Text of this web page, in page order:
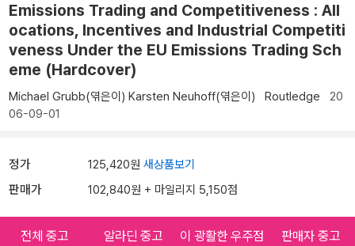
Emissions Trading and Competitiveness : All
ocations, Incentives and Industrial Competiti
veness Under the EU Emissions Trading Sch
eme (Hardcover)
Michael Grubb(엮은이) Karsten Neuhoff(엮은이) Routledge 20
06-09-01
정가 125,420원 새상품보기
판매가 102,840원 + 마일리지 5,150점
전체 중고 알라딘 중고 이 광활한 우주점 판매자 중고